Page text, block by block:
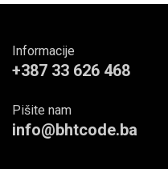
Informacije
+387 33 626 468
Pišite nam
info@bhtcode.ba